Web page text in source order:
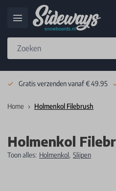
Gratis verzenden vanaf € 49.95
Home Holmenkol Filebrush
Holmenkol
Toon alles: Holmenkol, Slijpen